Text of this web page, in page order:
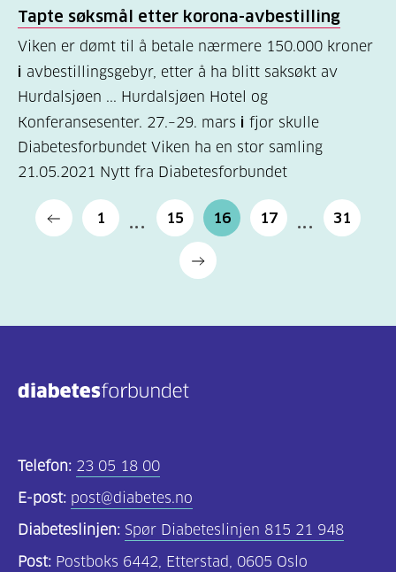
Tapte søksmål etter korona-avbestilling
Viken er dømt til å betale nærmere 150.000 kroner
i avbestillingsgebyr, etter å ha blitt saksøkt av
Hurdalsjøen ... Hurdalsjøen Hotel og
Konferansesenter. 27.–29. mars i fjor skulle
Diabetesforbundet Viken ha en stor samling
21.05.2021 Nytt fra Diabetesforbundet
1 15 16 17 31
Telefon: 23 05 18 00
E-post: post@diabetes.no
Diabeteslinjen: Spør Diabeteslinjen 815 21 948
Post: Postboks 6442, Etterstad, 0605 Oslo